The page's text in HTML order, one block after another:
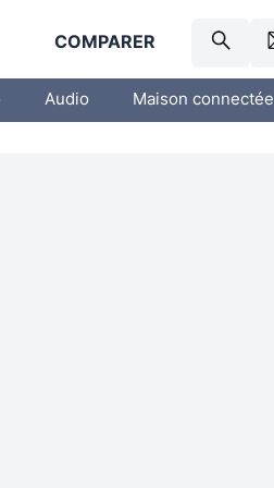
COMPARER
Audio Maison connectée